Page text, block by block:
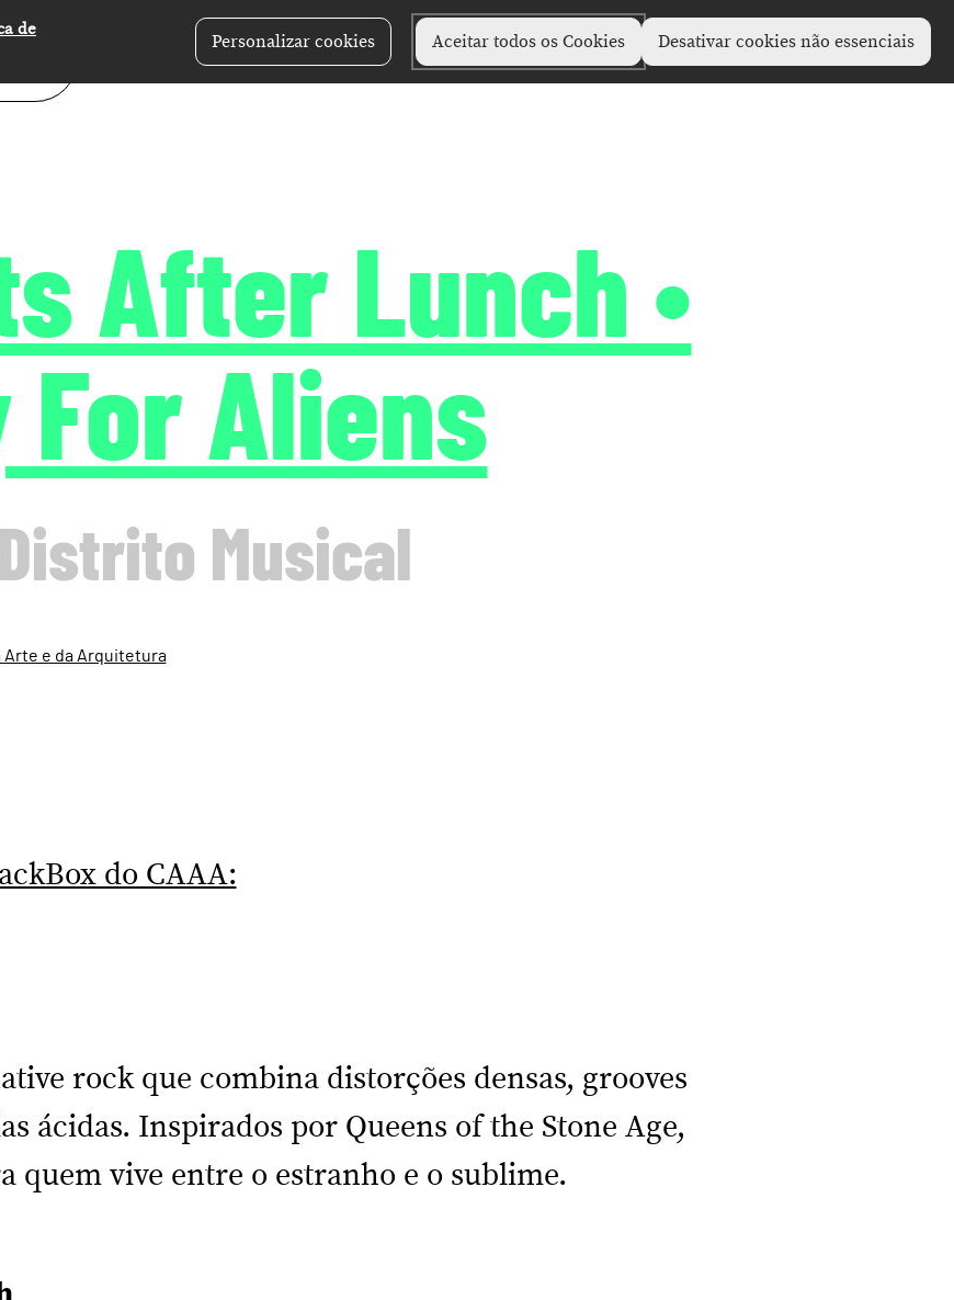
de
Personalizar cookies Aceitar todos os Cookies Desativar cookies não essenciais
After Lunch •
For Aliens
Musical
Arte e da Arquitetura
do CAAA:
rock que combina distorções densas, grooves
ácidas. Inspirados por Queens of the Stone Age,
quem vive entre o estranho e o sublime.